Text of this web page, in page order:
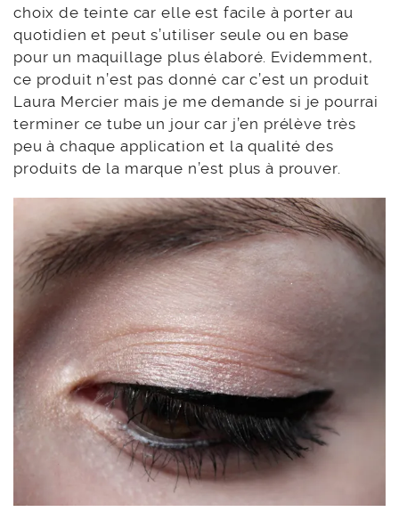
choix de teinte car elle est facile à porter au
quotidien et peut s’utiliser seule ou en base
pour un maquillage plus élaboré. Evidemment,
ce produit n’est pas donné car c’est un produit
Laura Mercier mais je me demande si je pourrai
terminer ce tube un jour car j’en prélève très
peu à chaque application et la qualité des
produits de la marque n’est plus à prouver.